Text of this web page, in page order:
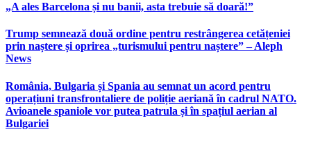
„A ales Barcelona și nu banii, asta trebuie să doară!”
Trump semnează două ordine pentru restrângerea cetățeniei
prin naștere și oprirea „turismului pentru naștere” – Aleph
News
România, Bulgaria și Spania au semnat un acord pentru
operațiuni transfrontaliere de poliție aeriană în cadrul NATO.
Avioanele spaniole vor putea patrula și în spațiul aerian al
Bulgariei